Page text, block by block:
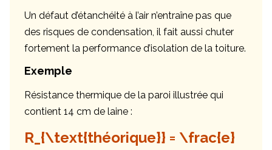
Un défaut d’étanchéité à l’air n’entraîne pas que
des risques de condensation, il fait aussi chuter
fortement la performance d’isolation de la toiture.
Exemple
Résistance thermique de la paroi illustrée qui
contient 14 cm de laine :
R_{\text{théorique}} = \frac{e}